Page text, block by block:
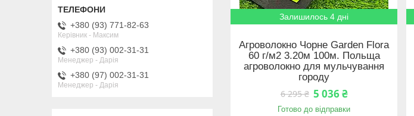
Залишилось 4 дні
Агроволокно Чорне Garden Flora
60 г/м2 3.20м 100м. Польща
агроволокно для мульчування
городу
6 295 ₴ 5 036 ₴
Готово до відправки
+380 (93) 771-82-63
Керівник - Максим
+380 (93) 002-31-31
Менеджер - Дарія
+380 (97) 002-31-31
Менеджер - Дарія